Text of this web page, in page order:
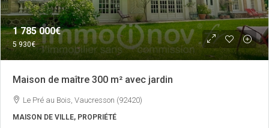
1 785 000€
5 930€
Maison de maître 300 m² avec jardin
Le Pré au Bois, Vaucresson (92420)
MAISON DE VILLE, PROPRIÉTÉ